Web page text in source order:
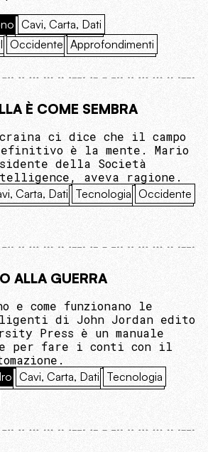
Cavi, Carta, Dati
Occidente Approfondimenti
È COME SEMBRA
ci dice che il campo
è la mente. Mario
della Società
aveva ragione.
Carta, Dati Tecnologia Occidente
ALLA GUERRA
e come funzionano le
di John Jordan edito
Press è un manuale
per fare i conti con il
Cavi, Carta, Dati Tecnologia